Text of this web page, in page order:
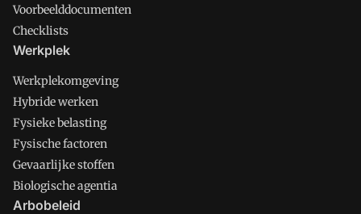
Voorbeelddocumenten
Checklists
Werkplek
Werkplekomgeving
Hybride werken
Fysieke belasting
Fysische factoren
Gevaarlijke stoffen
Biologische agentia
Arbobeleid